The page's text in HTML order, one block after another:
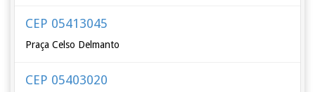
CEP 05413045
Praça Celso Delmanto
CEP 05403020